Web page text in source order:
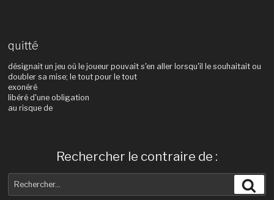
quitté
désignait un jeu où le joueur pouvait s'en aller lorsqu'il le souhaitait ou
doubler sa mise; le tout pour le tout
exonéré
libéré d'une obligation
au risque de
Rechercher le contraire de :
pour